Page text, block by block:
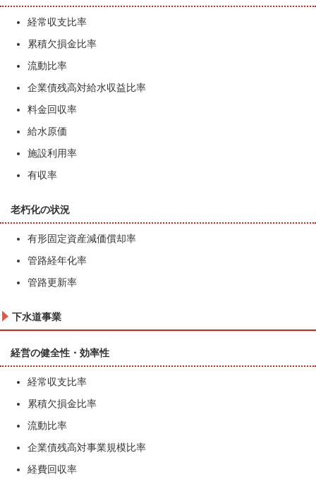
経常収支比率
累積欠損金比率
流動比率
企業債残高対給水収益比率
料金回収率
給水原価
施設利用率
有収率
老朽化の状況
有形固定資産減価償却率
管路経年化率
管路更新率
下水道事業
経営の健全性・効率性
経常収支比率
累積欠損金比率
流動比率
企業債残高対事業規模比率
経費回収率